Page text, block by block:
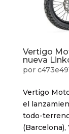
Vertigo
nueva
por
Vertigo
el
todo-